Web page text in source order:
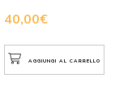
40,00€
AGGIUNGI AL CARRELLO